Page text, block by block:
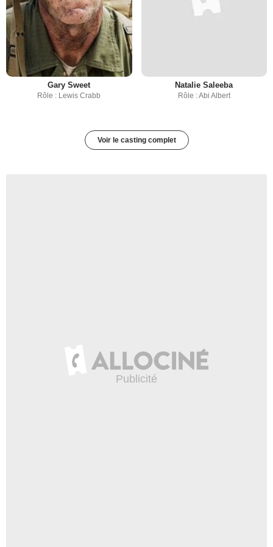
Gary Sweet
Rôle : Lewis Crabb
Natalie Saleeba
Rôle : Abi Albert
Voir le casting complet